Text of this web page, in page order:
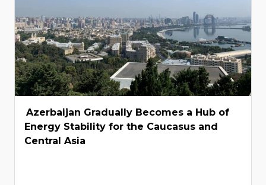
Azerbaijan Gradually Becomes a Hub of
Energy Stability for the Caucasus and
Central Asia